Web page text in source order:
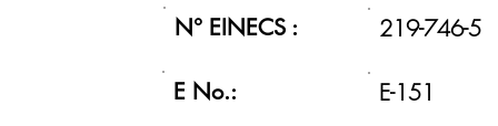
N° EINECS : 219-746-5
E No.: E-151